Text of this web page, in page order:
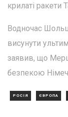
крилаті ракети
Водночас
висунути
заявив, що Мерц
безпекою
РОСІЯ ЄВРОПА